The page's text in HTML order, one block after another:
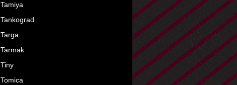
Tamiya
Tankograd
Targa
Tarmak
Tiny
Tomica